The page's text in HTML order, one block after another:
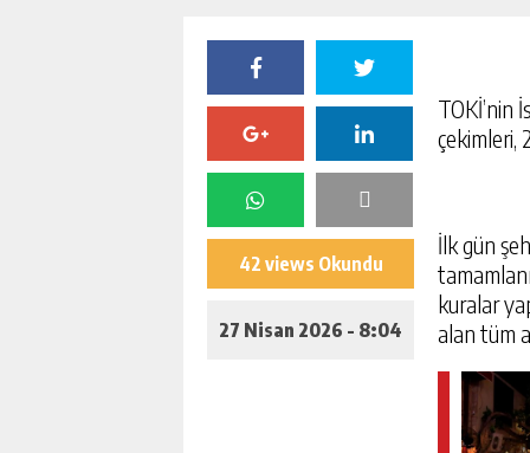
42 views Okundu
27 Nisan 2026 - 8:04
TOKİ’nin
çekimleri,
İlk gün
kuralar
alan tüm